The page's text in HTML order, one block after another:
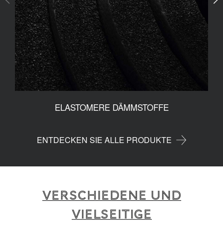
ELASTOMERE DÄMMSTOFFE
ENTDECKEN SIE ALLE PRODUKTE
VERSCHIEDENE UND
VIELSEITIGE